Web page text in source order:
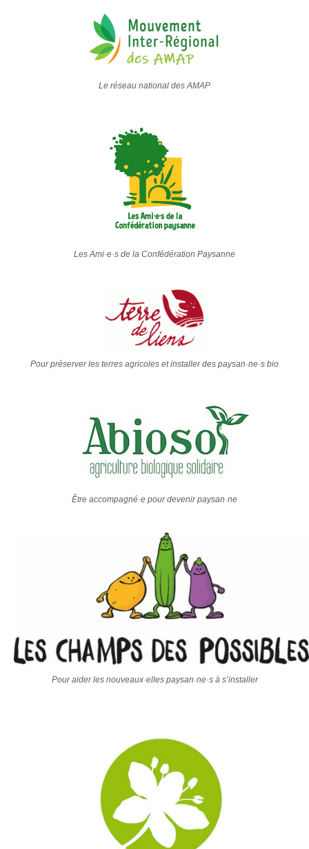
Le réseau national des AMAP
Les Ami·e·s de la Confédération Paysanne
Pour préserver les terres agricoles et installer des paysan·ne·s bio
Être accompagné·e pour devenir paysan·ne
Pour aider les nouveaux·elles paysan·ne·s à s’installer